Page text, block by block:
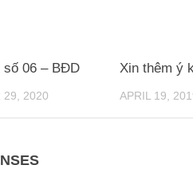
số 06 – BĐD
29, 2020
Xin thêm ý
APRIL 19,